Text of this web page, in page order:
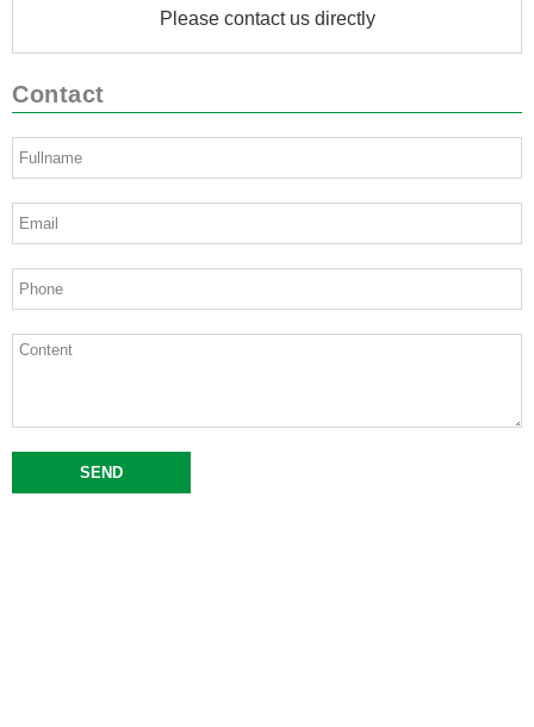
Please contact us directly
Contact